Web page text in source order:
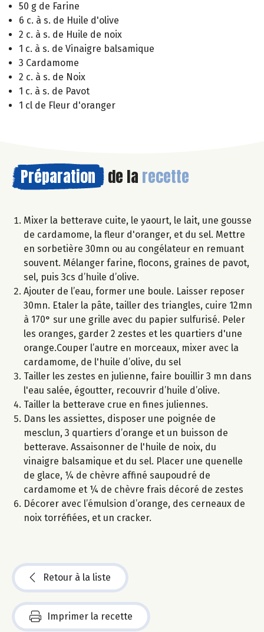
50 g de Farine
6 c. à s. de Huile d'olive
2 c. à s. de Huile de noix
1 c. à s. de Vinaigre balsamique
3 Cardamome
2 c. à s. de Noix
1 c. à s. de Pavot
1 cl de Fleur d'oranger
Préparation de la recette
Mixer la betterave cuite, le yaourt, le lait, une gousse
de cardamome, la fleur d'oranger, et du sel. Mettre
en sorbetière 30mn ou au congélateur en remuant
souvent. Mélanger farine, flocons, graines de pavot,
sel, puis 3cs d’huile d’olive.
Ajouter de l’eau, former une boule. Laisser reposer
30mn. Etaler la pâte, tailler des triangles, cuire 12mn
à 170° sur une grille avec du papier sulfurisé. Peler
les oranges, garder 2 zestes et les quartiers d'une
orange.Couper l’autre en morceaux, mixer avec la
cardamome, de l'huile d’olive, du sel
Tailler les zestes en julienne, faire bouillir 3 mn dans
l'eau salée, égoutter, recouvrir d’huile d’olive.
Tailler la betterave crue en fines juliennes.
Dans les assiettes, disposer une poignée de
mesclun, 3 quartiers d’orange et un buisson de
betterave. Assaisonner de l'huile de noix, du
vinaigre balsamique et du sel. Placer une quenelle
de glace, ¼ de chèvre affiné saupoudré de
cardamome et ¼ de chèvre frais décoré de zestes
Décorer avec l’émulsion d’orange, des cerneaux de
noix torréfiées, et un cracker.
Retour à la liste
Imprimer la recette